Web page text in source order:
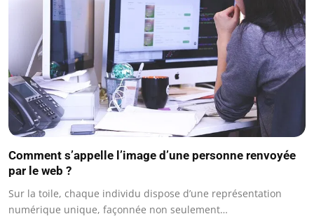
Comment s’appelle l’image d’une personne renvoyée
par le web ?
Sur la toile, chaque individu dispose d’une représentation
numérique unique, façonnée non seulement…